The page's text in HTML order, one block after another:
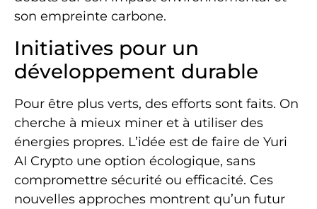
son empreinte carbone.
Initiatives pour un
développement durable
Pour être plus verts, des efforts sont faits. On
cherche à mieux miner et à utiliser des
énergies propres. L’idée est de faire de Yuri
AI Crypto une option écologique, sans
compromettre sécurité ou efficacité. Ces
nouvelles approches montrent qu’un futur